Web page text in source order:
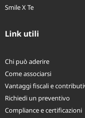
Salute X TE
Chi può aderire
Come associarsi
Vantaggi fiscali e contributivi
Richiedi un preventivo